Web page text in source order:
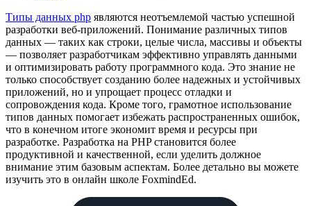
Типы данных php являются неотъемлемой частью успешной
разработки веб-приложений. Понимание различных типов
данных — таких как строки, целые числа, массивы и объекты
— позволяет разработчикам эффективно управлять данными
и оптимизировать работу программного кода. Это знание не
только способствует созданию более надежных и устойчивых
приложений, но и упрощает процесс отладки и
сопровождения кода. Кроме того, грамотное использование
типов данных помогает избежать распространенных ошибок,
что в конечном итоге экономит время и ресурсы при
разработке. Разработка на PHP становится более
продуктивной и качественной, если уделить должное
внимание этим базовым аспектам. Более детально вы можете
изучить это в онлайн школе FoxmindEd.